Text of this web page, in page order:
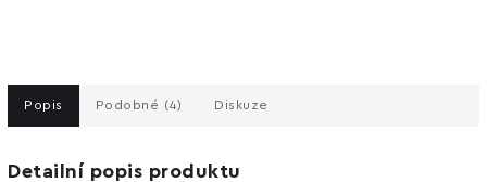
Popis Podobné (4) Diskuze
Detailní popis produktu